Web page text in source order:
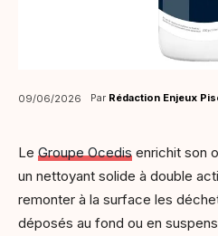
09/06/2026 Par Rédaction Enjeux
Le Groupe Ocedis enrichit son
un nettoyant solide à double
remonter à la surface les
déposés au fond ou en